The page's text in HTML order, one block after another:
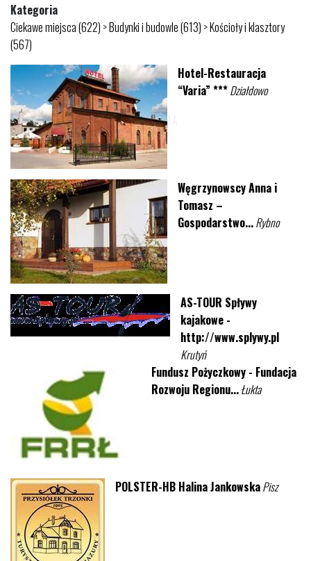
Kategoria
Ciekawe miejsca (622) >Budynki i budowle (613) >Kościoły i klasztory
(567)
Hotel-Restauracja
“Varia” ***Działdowo
Węgrzynowscy Anna i
Tomasz –
Gospodarstwo...Rybno
AS-TOUR Spływy
kajakowe -
http://www.splywy.pl
Krutyń
Fundusz Pożyczkowy - Fundacja
Rozwoju Regionu...Łukta
POLSTER-HB Halina JankowskaPisz